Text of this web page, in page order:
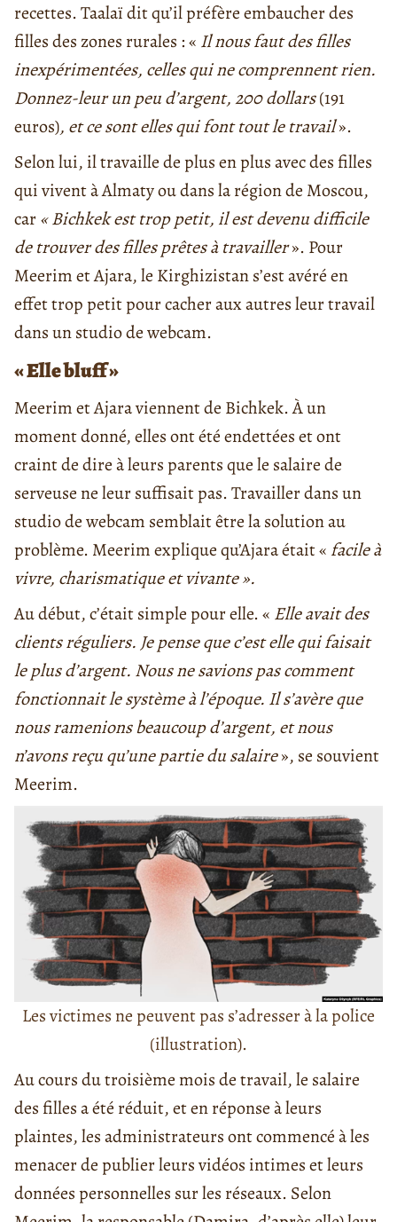
recettes. Taalaï dit qu’il préfère embaucher des
filles des zones rurales : « Il nous faut des filles
inexpérimentées, celles qui ne comprennent rien.
Donnez-leur un peu d’argent, 200 dollars(191
euros), et ce sont elles qui font tout le travail».
Selon lui, il travaille de plus en plus avec des filles
qui vivent à Almaty ou dans la région de Moscou,
car« Bichkek est trop petit, il est devenu difficile
de trouver des filles prêtes à travailler». Pour
Meerim et Ajara, le Kirghizistan s’est avéré en
effet trop petit pour cacher aux autres leur travail
dans un studio de webcam.
« Elle bluff »
Meerim et Ajara viennent de Bichkek. À un
moment donné, elles ont été endettées et ont
craint de dire à leurs parents que le salaire de
serveuse ne leur suffisait pas. Travailler dans un
studio de webcam semblait être la solution au
problème. Meerim explique qu’Ajara était « facile à
vivre, charismatique et vivante ».
Au début, c’était simple pour elle. « Elle avait des
clients réguliers. Je pense que c’est elle qui faisait
le plus d’argent. Nous ne savions pas comment
fonctionnait le système à l’époque. Il s’avère que
nous ramenions beaucoup d’argent, et nous
n’avons reçu qu’une partie du salaire», se souvient
Meerim.
Les victimes ne peuvent pas s’adresser à la police
(illustration).
Au cours du troisième mois de travail, le salaire
des filles a été réduit, et en réponse à leurs
plaintes, les administrateurs ont commencé à les
menacer de publier leurs vidéos intimes et leurs
données personnelles sur les réseaux. Selon